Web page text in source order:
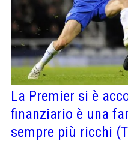
La Premier si è
finanziario è una
sempre più ricchi